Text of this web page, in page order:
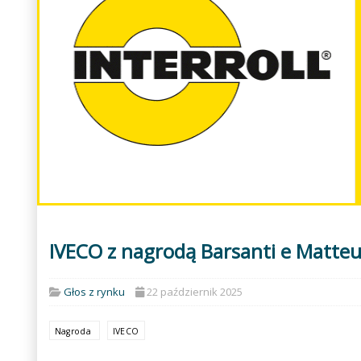
IVECO z nagrodą Barsanti e
Głos z rynku 22 październik 2025
Nagroda IVECO